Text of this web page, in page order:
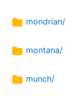
mondrian/
montana/
munch/